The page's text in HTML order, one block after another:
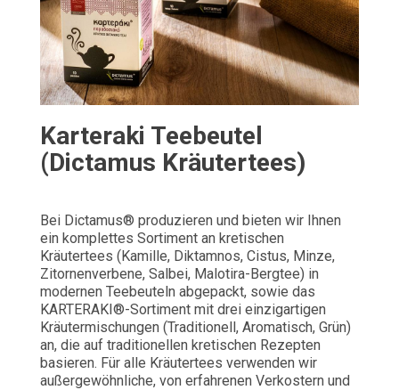
Karteraki Teebeutel
(Dictamus Kräutertees)
Bei Dictamus® produzieren und bieten wir Ihnen
ein komplettes Sortiment an kretischen
Kräutertees (Kamille, Diktamnos, Cistus, Minze,
Zitornenverbene, Salbei, Malotira-Bergtee) in
modernen Teebeuteln abgepackt, sowie das
KARTERAKI®-Sortiment mit drei einzigartigen
Kräutermischungen (Traditionell, Aromatisch, Grün)
an, die auf traditionellen kretischen Rezepten
basieren. Für alle Kräutertees verwenden wir
außergewöhnliche, von erfahrenen Verkostern und